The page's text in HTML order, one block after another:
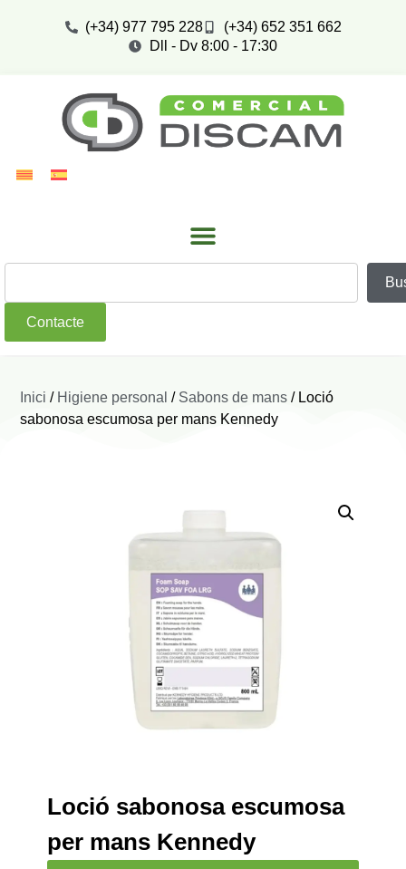
(+34) 977 795 228
(+34) 652 351 662
Dll - Dv 8:00 - 17:30
Contacte
Inici / Higiene personal / Sabons de mans / Loció
sabonosa escumosa per mans Kennedy
Loció sabonosa escumosa
per mans Kennedy